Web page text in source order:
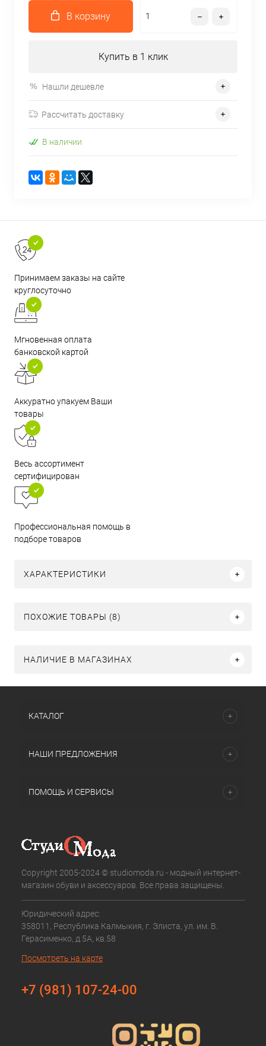
В корзину
Купить в 1 клик
Нашли дешевле
Рассчитать доставку
В наличии
Принимаем заказы на сайте
круглосуточно
Мгновенная оплата
банковской картой
Аккуратно упакуем Ваши
товары
Весь ассортимент
сертифицирован
Профессиональная помощь в
подборе товаров
ХАРАКТЕРИСТИКИ
ПОХОЖИЕ ТОВАРЫ (8)
НАЛИЧИЕ В МАГАЗИНАХ
КАТАЛОГ
НАШИ ПРЕДЛОЖЕНИЯ
ПОМОЩЬ И СЕРВИСЫ
Copyright 2005-2024 © studiomoda.ru - модный интернет-
магазин обуви и аксессуаров. Все права защищены.
Юридический адрес:
358011, Республика Калмыкия, г. Элиста, ул. им. В.
Герасименко, д.5А, кв.58
Посмотреть на карте
+7 (981) 107-24-00